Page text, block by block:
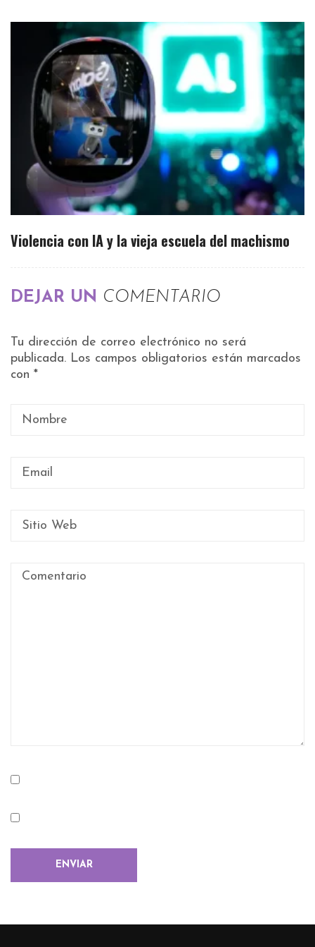
Violencia con IA y la vieja escuela del machismo
DEJAR UN COMENTARIO
Tu dirección de correo electrónico no será
publicada. Los campos obligatorios están marcados
con *